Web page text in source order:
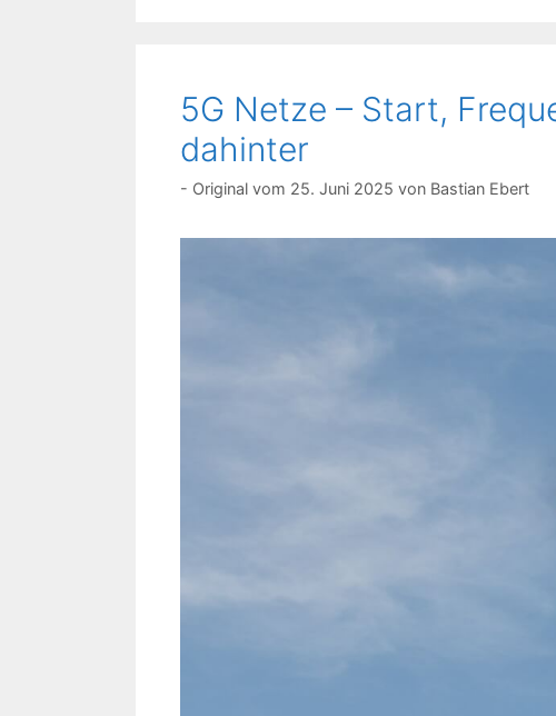
5G Netze – Start,
dahinter
25. Juni 2025 von Bastian Ebert